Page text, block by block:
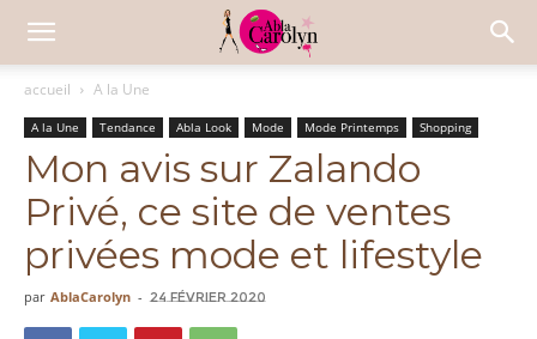
accueil A la Une
A la Une Tendance Abla Look Mode Mode Printemps Shopping
Mon avis sur Zalando
Privé, ce site de ventes
privées mode et lifestyle
par AblaCarolyn - 24 février 2020